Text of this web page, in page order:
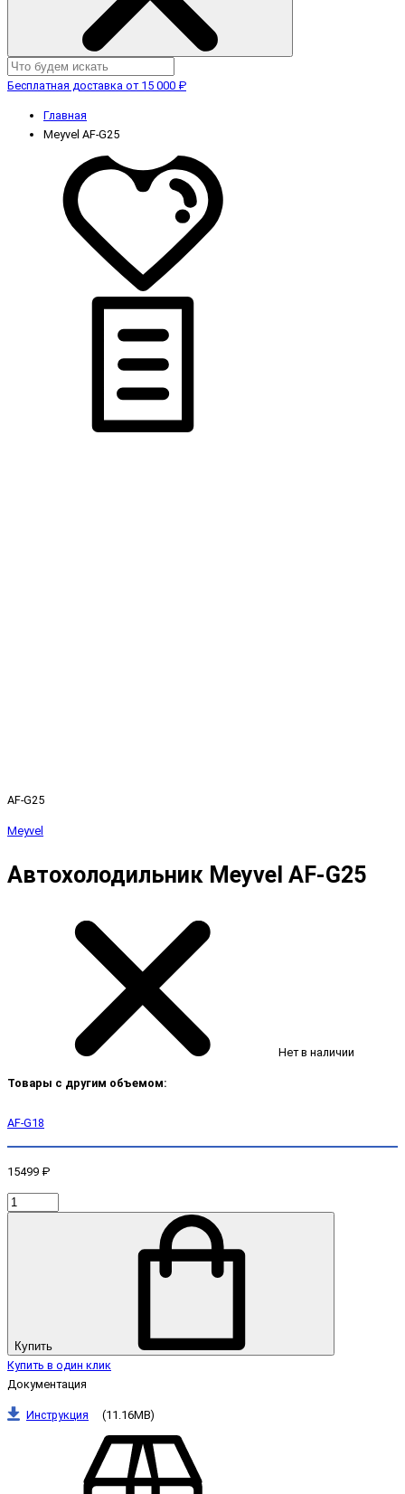
Бесплатная доставка от 15 000 ₽
Главная
Meyvel AF-G25
AF-G25
Meyvel
Автохолодильник Meyvel AF-G25
Нет в наличии
Товары с другим объемом:
AF-G18
15499 ₽
Купить
Купить в один клик
Документация
Инструкция (11.16MB)